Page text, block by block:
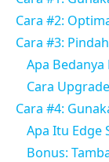
Cara #2:
Cara #3:
Apa Bedanya
Cara
Cara #4:
Apa Itu Edge
Bonus: